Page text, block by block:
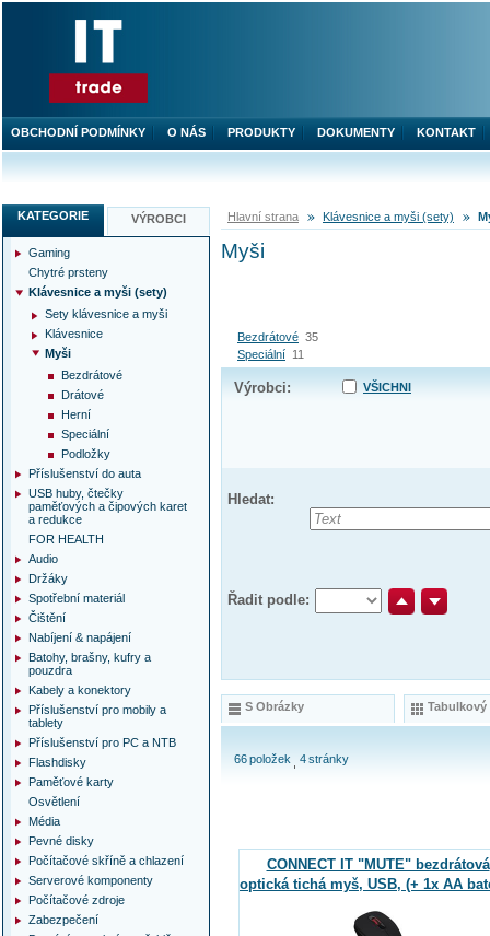
Hlavní strana Klávesnice a myši (sety)
Myši
Bezdrátové 35
Speciální 11
Výrobci: VŠICHNI
Hledat:
Řadit podle:
S Obrázky Tabulkový
66položek 4stránky
CONNECT IT "MUTE" bezdrátová
optická tichá myš, USB, (+ 1x AA
KATEGORIE VÝROBCI
Gaming
Chytré prsteny
Klávesnice a myši (sety)
Sety klávesnice a myši
Klávesnice
Myši
Bezdrátové
Drátové
Herní
Speciální
Podložky
Příslušenství do auta
USB huby, čtečky
paměťových a čipových karet
a redukce
FOR HEALTH
Audio
Držáky
Spotřební materiál
Čištění
Nabíjení & napájení
Batohy, brašny, kufry a
pouzdra
Kabely a konektory
Příslušenství pro mobily a
tablety
Příslušenství pro PC a NTB
Flashdisky
Paměťové karty
Osvětlení
Média
Pevné disky
Počítačové skříně a chlazení
Serverové komponenty
Počítačové zdroje
Zabezpečení
OBCHODNÍ PODMÍNKY O NÁS PRODUKTY DOKUMENTY KONTAKT